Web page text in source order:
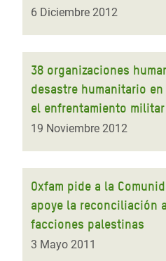
6 Diciembre 2012
38 organizaciones
desastre humanitario
el enfrentamiento militar
19 Noviembre 2012
Oxfam pide a la
apoye la reconciliación
facciones palestinas
3 Mayo 2011